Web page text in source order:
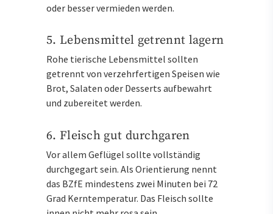
oder besser vermieden werden.
5. Lebensmittel getrennt lagern
Rohe tierische Lebensmittel sollten
getrennt von verzehrfertigen Speisen wie
Brot, Salaten oder Desserts aufbewahrt
und zubereitet werden.
6. Fleisch gut durchgaren
Vor allem Geflügel sollte vollständig
durchgegart sein. Als Orientierung nennt
das BZfE mindestens zwei Minuten bei 72
Grad Kerntemperatur. Das Fleisch sollte